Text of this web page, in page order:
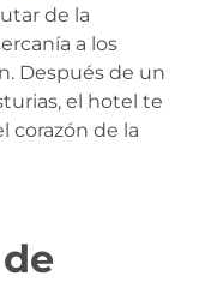
de la
a los
Después de un
el hotel te
corazón de la